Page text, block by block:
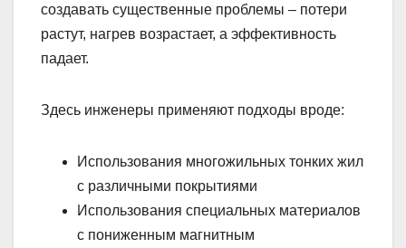
создавать существенные проблемы – потери
растут, нагрев возрастает, а эффективность
падает.
Здесь инженеры применяют подходы вроде:
Использования многожильных тонких жил
с различными покрытиями
Использования специальных материалов
с пониженным магнитным